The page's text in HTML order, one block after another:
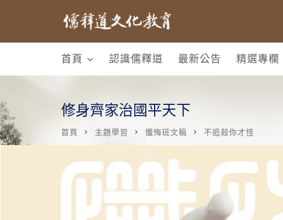
首頁 認識儒釋道 最新公告 精選專欄
修身齊家治國平天下
首頁 主題學習 懺悔班文稿 不追殺你才怪